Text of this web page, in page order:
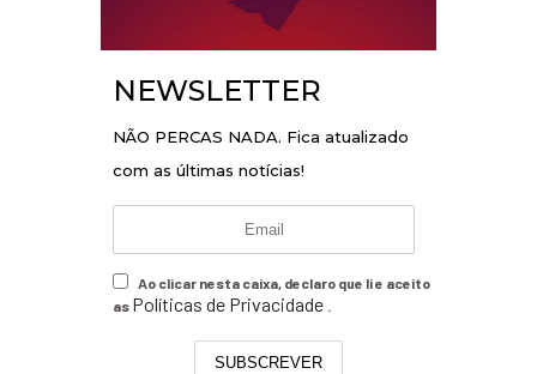
NEWSLETTER
NÃO PERCAS NADA. Fica atualizado
com as últimas notícias!
Ao clicar nesta caixa, declaro que li e aceito
as Políticas de Privacidade
SUBSCREVER